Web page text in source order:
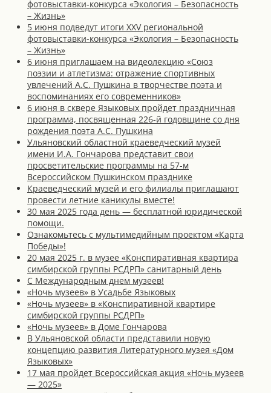
фотовыставки-конкурса «Экология – Безопасность
– Жизнь»
5 июня подведут итоги XXV региональной
фотовыставки-конкурса «Экология – Безопасность
– Жизнь»
6 июня приглашаем на видеолекцию «Союз
поэзии и атлетизма: отражение спортивных
увлечений А.С. Пушкина в творчестве поэта и
воспоминаниях его современников»
6 июня в сквере Языковых пройдет праздничная
программа, посвященная 226-й годовщине со дня
рождения поэта А.С. Пушкина
Ульяновский областной краеведческий музей
имени И.А. Гончарова представит свои
просветительские программы на 57-м
Всероссийском Пушкинском празднике
Краеведческий музей и его филиалы приглашают
провести летние каникулы вместе!
30 мая 2025 года день — бесплатной юридической
помощи.
Ознакомьтесь с мультимедийным проектом «Карта
Победы»!
20 мая 2025 г. в музее «Конспиративная квартира
симбирской группы РСДРП» санитарный день
С Международным днем музеев!
«Ночь музеев» в Усадьбе Языковых
«Ночь музеев» в «Конспиративной квартире
симбирской группы РСДРП»
«Ночь музеев» в Доме Гончарова
В Ульяновской области представили новую
концепцию развития Литературного музея «Дом
Языковых»
17 мая пройдет Всероссийская акция «Ночь музеев
— 2025»